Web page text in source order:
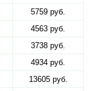
5759 руб.
4563 руб.
3738 руб.
4934 руб.
13605 руб.